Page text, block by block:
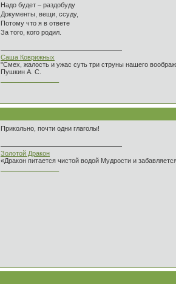
Надо будет – раздобуду
Документы, вещи, ссуду,
Потому что я в ответе
За того, кого родил.
Саша Коврижных
"Смех, жалость и ужас суть три струны нашего
Пушкин А. С.
Прикольно, почти одни глаголы!
Золотой Дракон
«Дракон питается чистой водой Мудрости и